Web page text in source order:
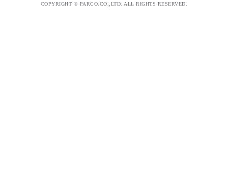
COPYRIGHT © PARCO.CO.,LTD. ALL RIGHTS RESERVED.